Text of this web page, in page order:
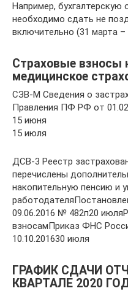
Например, бухгалтерскую
необходимо сдать не
включительно (31 марта
Страховые взносы
медицинское
СЗВ-М Сведения о
Правления ПФ РФ от
15 июня
15 июля
ДСВ-3 Реестр
перечислены
накопительную пенсию и
09.06.2016 № 482п20
взносамПриказ ФНС
10.10.201630 июля
ГРАФИК СДАЧИ
КВАРТАЛЕ 2020